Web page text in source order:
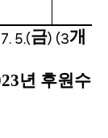
5.(금) (3개
년 후원수